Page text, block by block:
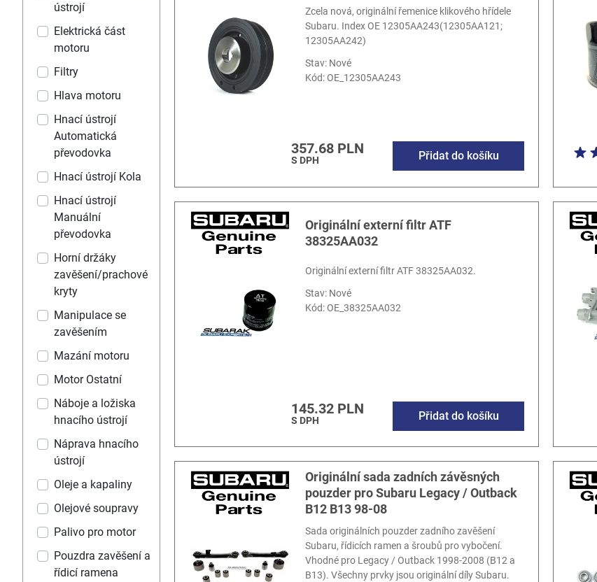
ústrojí
Elektrická část
motoru
Filtry
Hlava motoru
Hnací ústrojí
Automatická
převodovka
Hnací ústrojí Kola
Hnací ústrojí
Manuální
převodovka
Horní držáky
zavěšení/prachové
kryty
Manipulace se
zavěšením
Mazání motoru
Motor Ostatní
Náboje a ložiska
hnacího ústrojí
Náprava hnacího
ústrojí
Oleje a kapaliny
Olejové soupravy
Palivo pro motor
Pouzdra zavěšení a
řídicí ramena
Zcela nová, originální řemenice klikového hřídele
Subaru. Index OE 12305AA243(12305AA121;
12305AA242)
Stav: Nové
Kód:OE_12305AA243
357.68 PLN
S DPH Přidat do košíku
Originální externí filtr ATF
38325AA032
Originální externí filtr ATF 38325AA032.
Stav: Nové
Kód:OE_38325AA032
145.32 PLN
S DPH Přidat do košíku
Originální sada zadních závěsných
pouzder pro Subaru Legacy / Outback
B12 B13 98-08
Sada originálních pouzder zadního zavěšení
Subaru, řídicích ramen a šroubů pro vybočení.
Vhodné pro Legacy / Outback 1998-2008 (B12 a
B13). Všechny prvky jsou originální díly Subaru.